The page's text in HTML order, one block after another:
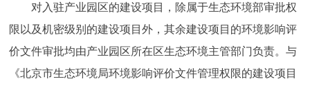
对入驻产业园区的建设项目，除属于生态环境部审批权
限以及机密级别的建设项目外，其余建设项目的环境影响评
价文件审批均由产业园区所在区生态环境主管部门负责。与
《北京市生态环境局环境影响评价文件管理权限的建设项目